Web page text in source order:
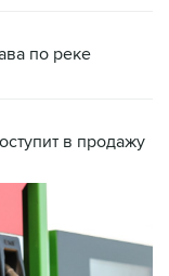
по реке
в продажу